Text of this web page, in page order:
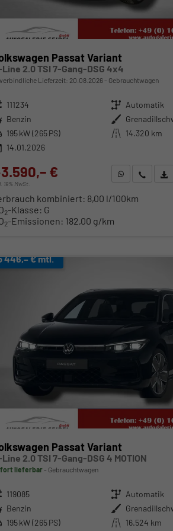
Passat Variant
Line 2.0 TSI 7-Gang-DSG 4x4
Lieferzeit: 20.08.2026 Gebrauchtwagen
111234 Getriebe Automatik
Benzin Außenfarbe
195 kW (265 PS) Kilometerstand 14.320 km
14.01.2026
€
19% MwSt.
WhatsApp
Wir
kombiniert: 8,00 l/100km
2-Klasse: G
2-Emissionen: 182,00 g/km
446,– € mtl.
Passat Variant
Line 2.0 TSI 7-Gang-DSG 4 MOTION
lieferbar Gebrauchtwagen
119085 Getriebe Automatik
Benzin Außenfarbe
195 kW (265 PS) Kilometerstand 16.524 km